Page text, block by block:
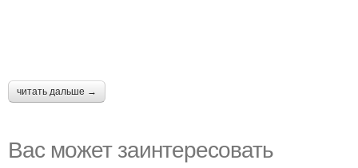
читать дальше →
Вас может заинтересовать